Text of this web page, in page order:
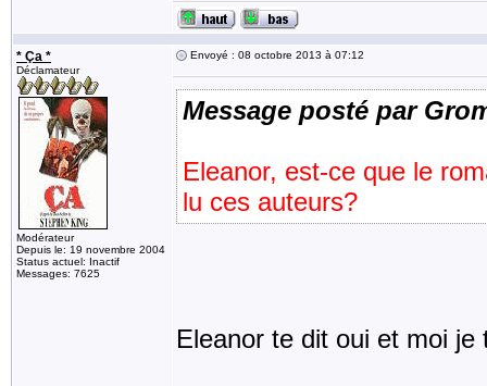
* Ça *
Déclamateur
Modérateur
Depuis le: 19 novembre 2004
Status actuel: Inactif
Messages: 7625
Envoyé : 08 octobre 2013 à 07:12
Message posté par
Eleanor, est-ce que le
lu ces auteurs?
Eleanor te dit oui et moi